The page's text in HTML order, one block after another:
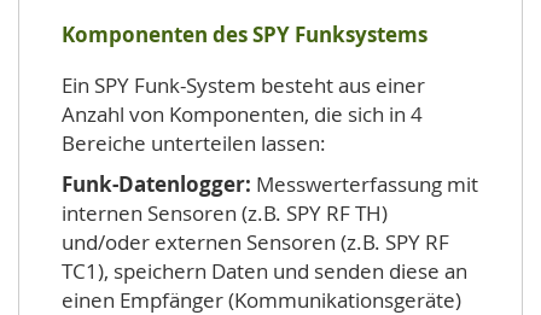
Komponenten des SPY Funksystems
Ein SPY Funk-System besteht aus einer
Anzahl von Komponenten, die sich in 4
Bereiche unterteilen lassen:
Funk-Datenlogger: Messwerterfassung mit
internen Sensoren (z.B. SPY RF TH)
und/oder externen Sensoren (z.B. SPY RF
TC1), speichern Daten und senden diese an
einen Empfänger (Kommunikationsgeräte)